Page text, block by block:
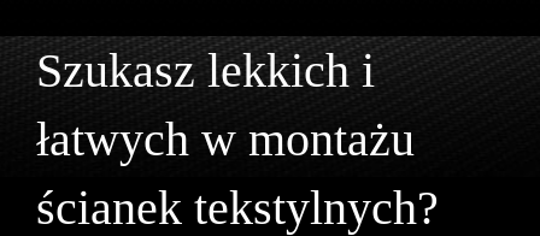
Szukasz lekkich i
łatwych w montażu
ścianek tekstylnych?